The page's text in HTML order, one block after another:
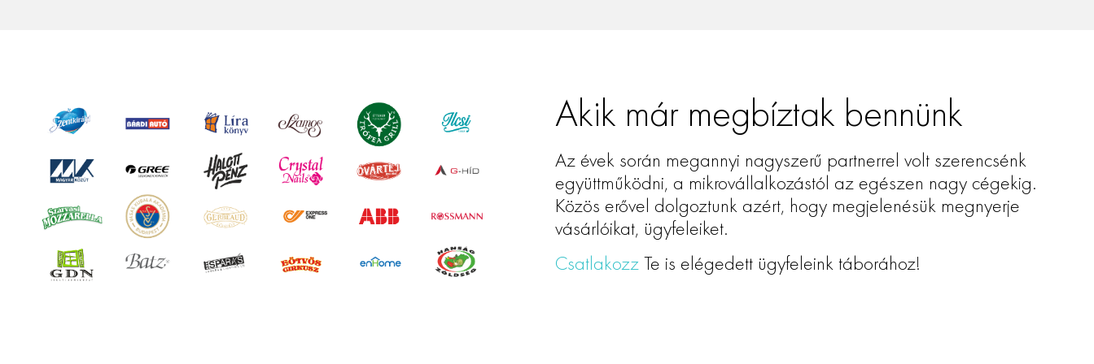
Kínálópult
A roll-uphoz hasonlóan egyszerűen összeszerelhető, akár
Akik már megbíztak bennünk
Az évek során megannyi nagyszerű partnerrel volt szerencsénk
együttműködni, a mikrovállalkozástól az egészen nagy cégekig.
Közös erővel dolgoztunk azért, hogy megjelenésük megnyerje
vásárlóikat, ügyfeleiket.
CsatlakozzTe is elégedett ügyfeleink táborához!